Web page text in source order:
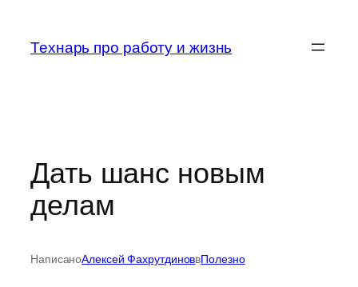
содержимому
Технарь про работу и жизнь
Дать шанс новым
делам
НаписаноАлексей ФахрутдиноввПолезно